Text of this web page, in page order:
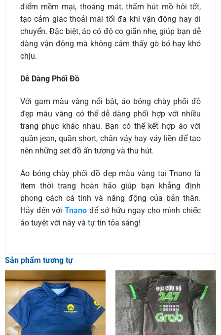
điểm mềm mại, thoáng mát, thấm hút mồ hôi tốt,
tạo cảm giác thoải mái tối đa khi vận động hay di
chuyển. Đặc biệt, áo có độ co giãn nhẹ, giúp bạn dễ
dàng vận động mà không cảm thấy gò bó hay khó
chịu.
Dễ Dàng Phối Đồ
Với gam màu vàng nổi bật, áo bóng chày phối đồ
đẹp màu vàng có thể dễ dàng phối hợp với nhiều
trang phục khác nhau. Bạn có thể kết hợp áo với
quần jean, quần short, chân váy hay váy liền để tạo
nên những set đồ ấn tượng và thu hút.
Áo bóng chày phối đồ đẹp màu vàng tại Tnano là
item thời trang hoàn hảo giúp bạn khẳng định
phong cách cá tính và năng động của bản thân.
Hãy đến vớiTnano để sở hữu ngay cho mình chiếc
áo tuyệt vời này và tự tin tỏa sáng!
Sản phẩm tương tự